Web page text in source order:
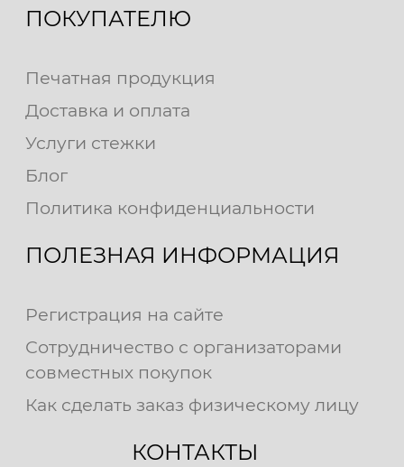
ПОКУПАТЕЛЮ
Печатная продукция
Доставка и оплата
Услуги стежки
Блог
Политика конфиденциальности
ПОЛЕЗНАЯ ИНФОРМАЦИЯ
Регистрация на сайте
Сотрудничество с организаторами
совместных покупок
Как сделать заказ физическому лицу
КОНТАКТЫ